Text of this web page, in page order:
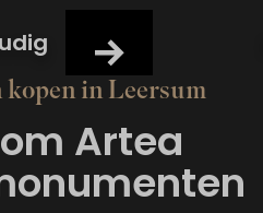
in Leersum
Artea